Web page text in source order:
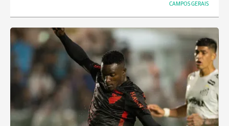
CAMPOS GERAIS